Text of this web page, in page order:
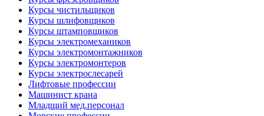
Курсы чистильщиков
Курсы шлифовщиков
Курсы штамповщиков
Курсы электромехаников
Курсы электромонтажников
Курсы электромонтеров
Курсы электрослесарей
Лифтовые профессии
Машинист крана
Младщий мед.персонал